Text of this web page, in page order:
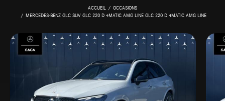
ACCUEIL
OCCASIONS
MERCEDES-BENZ GLC SUV GLC 220 D 4MATIC AMG LINE GLC 220 D 4MATIC AMG LINE